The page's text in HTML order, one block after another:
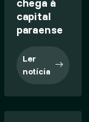
capital
paraense
Ler
notícia